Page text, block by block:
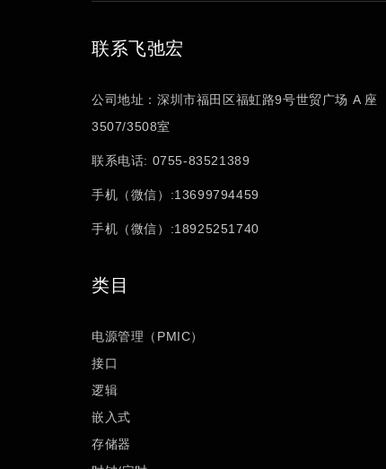
联系飞弛宏
公司地址：深圳市福田区福虹路9号世贸广场 A 座
3507/3508室
联系电话: 0755-83521389
手机（微信）:13699794459
手机（微信）:18925251740
类目
电源管理（PMIC）
接口
逻辑
嵌入式
存储器